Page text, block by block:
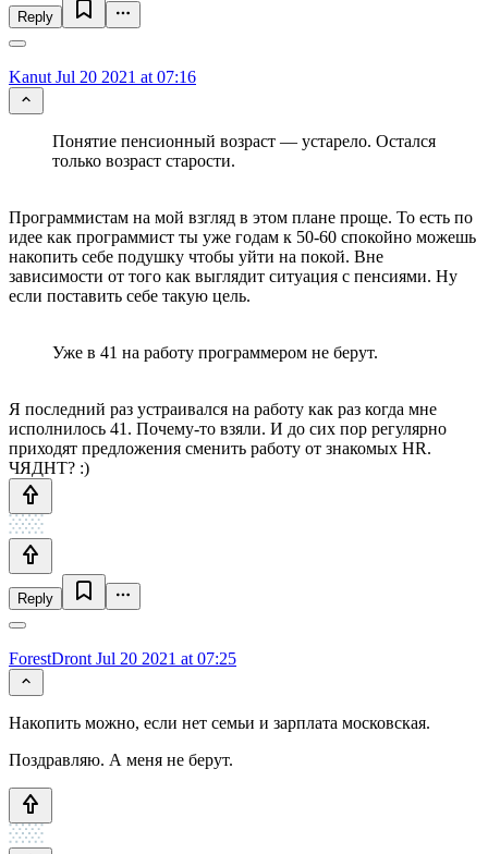
Reply
Kanut Jul 20 2021 at 07:16
Понятие пенсионный возраст — устарело. Остался
только возраст старости.
Программистам на мой взгляд в этом плане проще. То есть по
идее как программист ты уже годам к 50-60 спокойно можешь
накопить себе подушку чтобы уйти на покой. Вне
зависимости от того как выглядит ситуация с пенсиями. Ну
если поставить себе такую цель.
Уже в 41 на работу программером не берут.
Я последний раз устраивался на работу как раз когда мне
исполнилось 41. Почему-то взяли. И до сих пор регулярно
приходят предложения сменить работу от знакомых HR.
ЧЯДНТ? :)
Reply
ForestDront Jul 20 2021 at 07:25
Накопить можно, если нет семьи и зарплата московская.
Поздравляю. А меня не берут.